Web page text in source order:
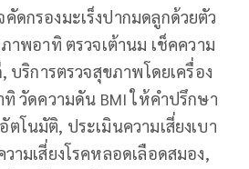
ดกรองมะเร็งปากมดลูกด้วยตัว
าพอาทิ ตรวจเต้านม เช็คความ
ริการตรวจสุขภาพโดยเครื่อง
วัดความดัน BMI ให้คำปรึกษา
โนมัติ, ประเมินความเสี่ยงเบา
ามเสี่ยงโรคหลอดเลือดสมอง,